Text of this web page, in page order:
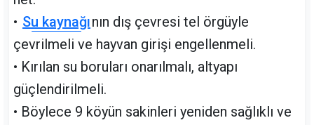
• Su kaynağının dış çevresi tel örgüyle
çevrilmeli ve hayvan girişi engellenmeli.
• Kırılan su boruları onarılmalı, altyapı
güçlendirilmeli.
• Böylece 9 köyün sakinleri yeniden sağlıklı ve